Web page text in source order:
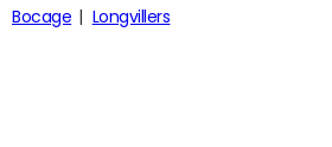
Bocage
Longvillers